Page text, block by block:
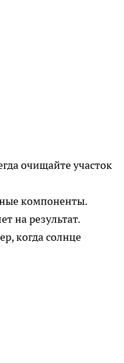
очищайте участок
компоненты.
на результат.
когда солнце